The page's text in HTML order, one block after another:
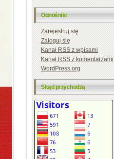
Odnośniki
Zarejestruj się
Zaloguj się
KanałRSSz wpisami
KanałRSSz komentarzami
WordPress.org
Skąd przychodzą